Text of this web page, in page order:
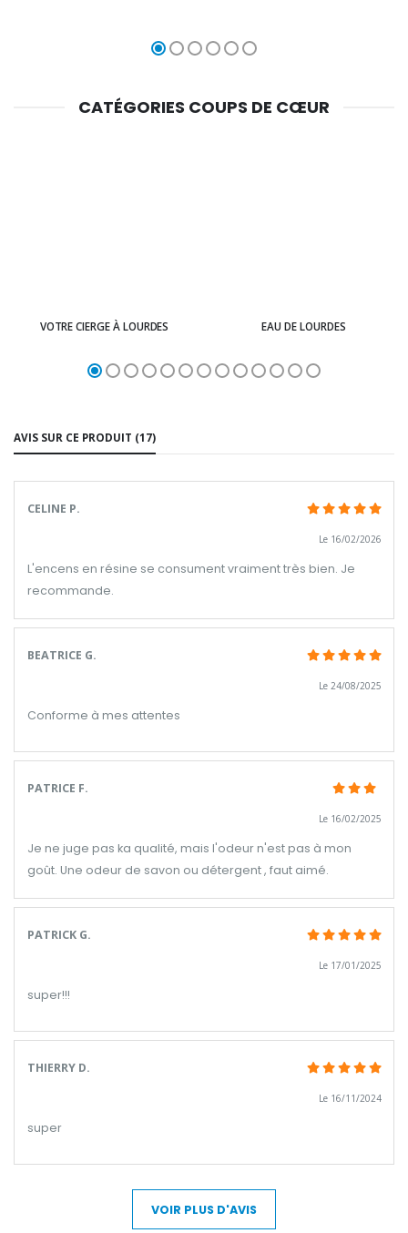
CATÉGORIES COUPS DE CŒUR
VOTRE CIERGE À LOURDES EAU DE LOURDES
AVIS SUR CE PRODUIT (17)
CELINE P.
Le 16/02/2026
L'encens en résine se consument vraiment très bien. Je
recommande.
BEATRICE G.
Le 24/08/2025
Conforme à mes attentes
PATRICE F.
Le 16/02/2025
Je ne juge pas ka qualité, mais l'odeur n'est pas à mon
goût. Une odeur de savon ou détergent , faut aimé.
PATRICK G.
Le 17/01/2025
super!!!
THIERRY D.
Le 16/11/2024
super
VOIR PLUS D'AVIS